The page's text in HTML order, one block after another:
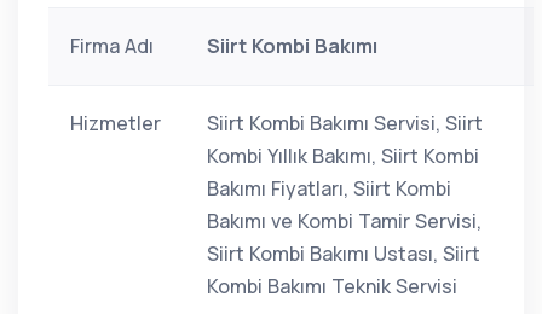
Firma Adı Siirt Kombi Bakımı
Hizmetler
Siirt Kombi Bakımı Servisi, Siirt
Kombi Yıllık Bakımı, Siirt Kombi
Bakımı Fiyatları, Siirt Kombi
Bakımı ve Kombi Tamir Servisi,
Siirt Kombi Bakımı Ustası, Siirt
Kombi Bakımı Teknik Servisi